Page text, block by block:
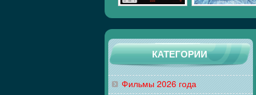
КАТЕГОРИИ
Фильмы 2026 года